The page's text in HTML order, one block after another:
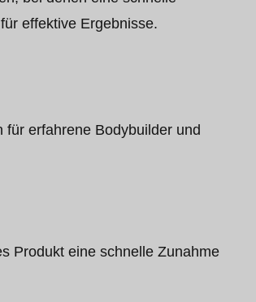
effektive Ergebnisse.
für erfahrene Bodybuilder und
Produkt eine schnelle Zunahme